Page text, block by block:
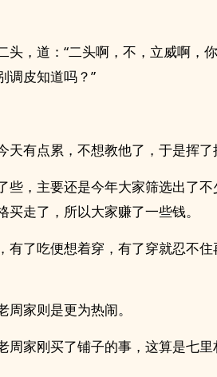
头，道：“二头啊，不，立威啊，
调皮知道吗？”
有点累，不想教他了，于是挥了
些，主要还是今年大家筛选出了
走了，所以大家赚了一些钱。
有了吃便想着穿，有了穿就忍不住
家则是更为热闹。
周家刚买了铺子的事，这算是七里